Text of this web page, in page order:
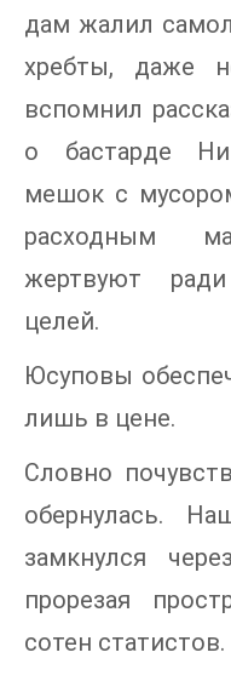
дам жалил
хребты, даже
вспомнил
о бастарде
мешок с
расходным
жертвуют
целей.
Юсуповы
лишь в цене.
Словно
обернулась.
замкнулся
прорезая
сотен статистов.